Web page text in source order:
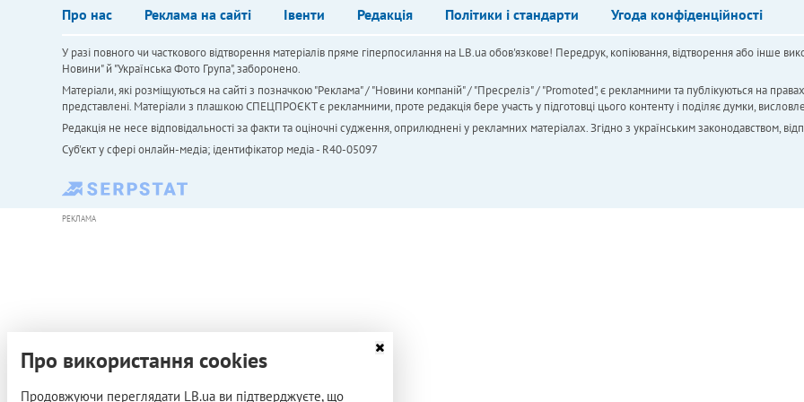
Про нас Реклама на сайті Івенти Редакція Політики і стандарти Угода конфіденційності
У разі повного чи часткового відтворення матеріалів пряме гіперпосилання на LB.ua обов'язкове! Передрук, копіювання, відтворення або інше
Новини" й "Українська Фото Група", заборонено.
Матеріали, які розміщуються на сайті з позначкою "Реклама" / "Новини компаній" / "Пресреліз" / "Promoted", є рекламними та публікуються на
представлені. Матеріали з плашкою СПЕЦПРОЄКТ є рекламними, проте редакція бере участь у підготовці цього контенту і поділяє думки,
Редакція не несе відповідальності за факти та оціночні судження, оприлюднені у рекламних матеріалах. Згідно з українським законодавством,
Cуб'єкт у сфері онлайн-медіа; ідентифікатор медіа - R40-05097
РЕКЛАМА
Про використання cookies
Продовжуючи переглядати LB.ua ви підтверджуєте, що